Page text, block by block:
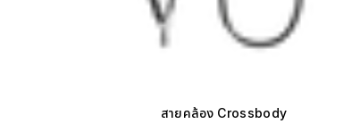
สายคล้อง Crossbody